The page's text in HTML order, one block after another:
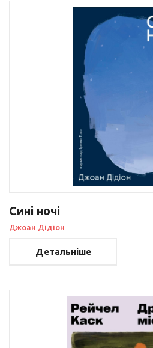
Сині ночі
Джоан Дідіон
Детальніше